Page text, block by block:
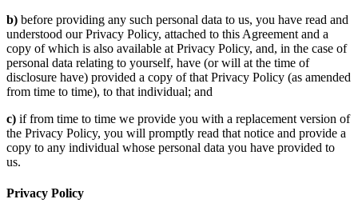
b) before providing any such personal data to us, you have read and
understood our Privacy Policy, attached to this Agreement and a
copy of which is also available at Privacy Policy, and, in the case of
personal data relating to yourself, have (or will at the time of
disclosure have) provided a copy of that Privacy Policy (as amended
from time to time), to that individual; and
c) if from time to time we provide you with a replacement version of
the Privacy Policy, you will promptly read that notice and provide a
copy to any individual whose personal data you have provided to
us.
Privacy Policy